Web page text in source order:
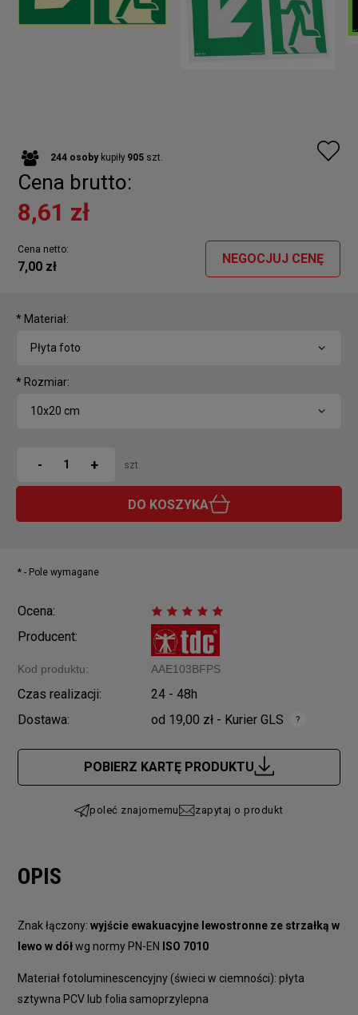
244 osoby kupiły 905 szt.
Cena brutto:
8,61 zł
Cena netto:
7,00 zł
NEGOCJUJ CENĘ
* Materiał:
* Rozmiar:
- + szt.
DO KOSZYKA
* - Pole wymagane
Ocena:
Producent:
Kod produktu: AAE103BFPS
Czas realizacji:
24 - 48h
Dostawa:
od 19,00 zł - Kurier GLS
Cena nie zawiera ewentualnych kosztów płatności
POBIERZ KARTĘ PRODUKTU
poleć znajomemu zapytaj o produkt
OPIS
Znak łączony: wyjście ewakuacyjne lewostronne ze strzałką w
lewo w dółwg normy PN-EN ISO 7010
Materiał fotoluminescencyjny (świeci w ciemności): płyta
sztywna PCV lub folia samoprzylepna